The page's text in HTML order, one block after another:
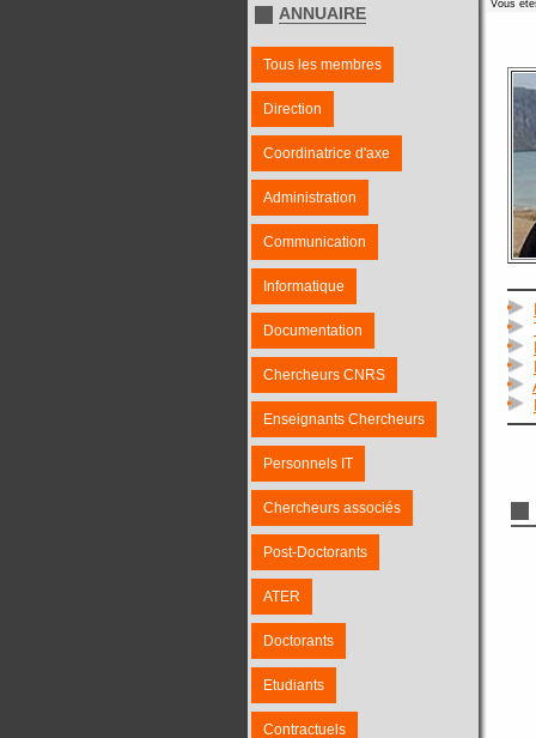
ANNUAIRE
Tous les membres
Direction
Coordinatrice d'axe
Administration
Communication
Informatique
Documentation
Chercheurs CNRS
Enseignants Chercheurs
Personnels IT
Chercheurs associés
Post-Doctorants
ATER
Doctorants
Etudiants
Contractuels
Vous